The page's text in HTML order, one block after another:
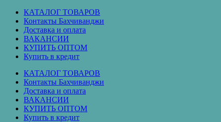
Перейти
содержимому
КАТАЛОГ ТОВАРОВ
Контакты Бахчиванджи
Доставка и оплата
ВАКАНСИИ
КУПИТЬ ОПТОМ
Купить в кредит
КАТАЛОГ ТОВАРОВ
Контакты Бахчиванджи
Доставка и оплата
ВАКАНСИИ
КУПИТЬ ОПТОМ
Купить в кредит